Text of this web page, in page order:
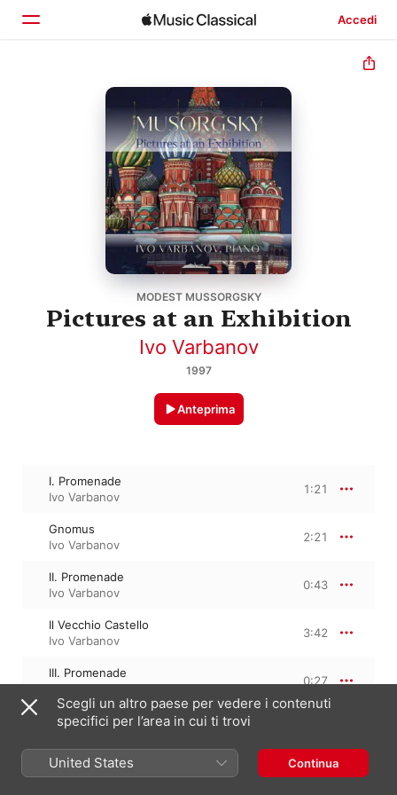
Accedi
MODEST MUSSORGSKY
Pictures at an Exhibition
Ivo Varbanov
1997
Anteprima
I. Promenade
Ivo Varbanov
1:21
Gnomus
Ivo Varbanov
2:21
II. Promenade
Ivo Varbanov
0:43
Il Vecchio Castello
Ivo Varbanov
3:42
III. Promenade
Ivo Varbanov
0:27
Tuileries
Bydlo
3:20
Scegli un altro paese per vedere i contenuti
specifici per l’area in cui ti trovi
United States Continua